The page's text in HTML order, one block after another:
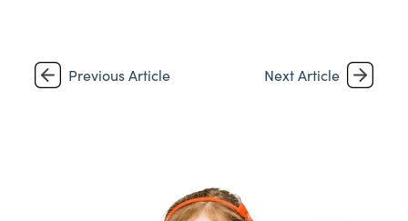
Previous Article Next Article